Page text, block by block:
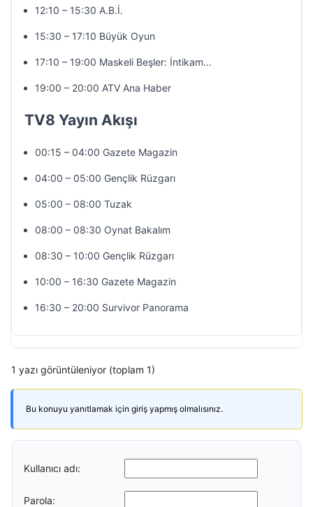
12:10 – 15:30 A.B.İ.
15:30 – 17:10 Büyük Oyun
17:10 – 19:00 Maskeli Beşler: İntikam…
19:00 – 20:00 ATV Ana Haber
TV8 Yayın Akışı
00:15 – 04:00 Gazete Magazin
04:00 – 05:00 Gençlik Rüzgarı
05:00 – 08:00 Tuzak
08:00 – 08:30 Oynat Bakalım
08:30 – 10:00 Gençlik Rüzgarı
10:00 – 16:30 Gazete Magazin
16:30 – 20:00 Survivor Panorama
1 yazı görüntüleniyor (toplam 1)
Bu konuyu yanıtlamak için giriş yapmış olmalısınız.
Kullanıcı adı:
Parola: